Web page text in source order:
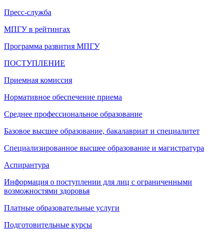
Пресс-служба
МПГУ в рейтингах
Программа развития МПГУ
ПОСТУПЛЕНИЕ
Приемная комиссия
Нормативное обеспечение приема
Среднее профессиональное образование
Базовое высшее образование, бакалавриат и специалитет
Специализированное высшее образование и магистратура
Аспирантура
Информация о поступлении для лиц с ограниченными
возможностями здоровья
Платные образовательные услуги
Подготовительные курсы